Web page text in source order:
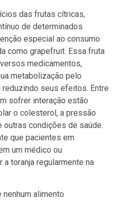
das frutas cítricas,
de determinados
especial ao consumo
como grapefruit. Essa fruta
medicamentos,
metabolização pelo
reduzindo seus efeitos. Entre
sofrer interação estão
o colesterol, a pressão
outras condições de saúde.
que pacientes em
um médico ou
toranja regularmente na
alimento